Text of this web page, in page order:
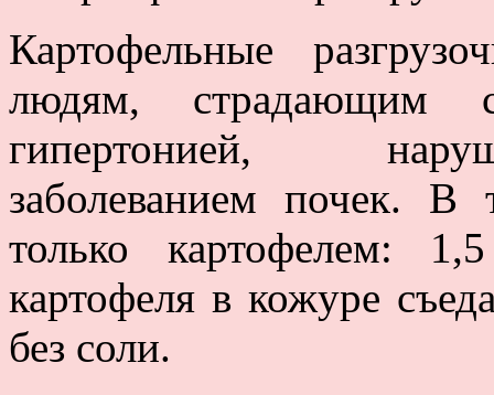
Картофельные
людям, страдающим
гипертонией,
заболеванием почек. В
только картофелем:
картофеля в кожуре
без соли.